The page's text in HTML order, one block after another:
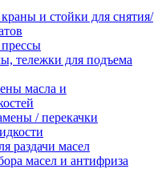
и стойки для снятия/
тележки для подъема
масла и
/ перекачки
раздачи масел
масел и антифриза